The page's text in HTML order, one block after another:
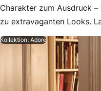
Charakter zum Ausdruck
zu extravaganten Looks.
Kollektion: Adore